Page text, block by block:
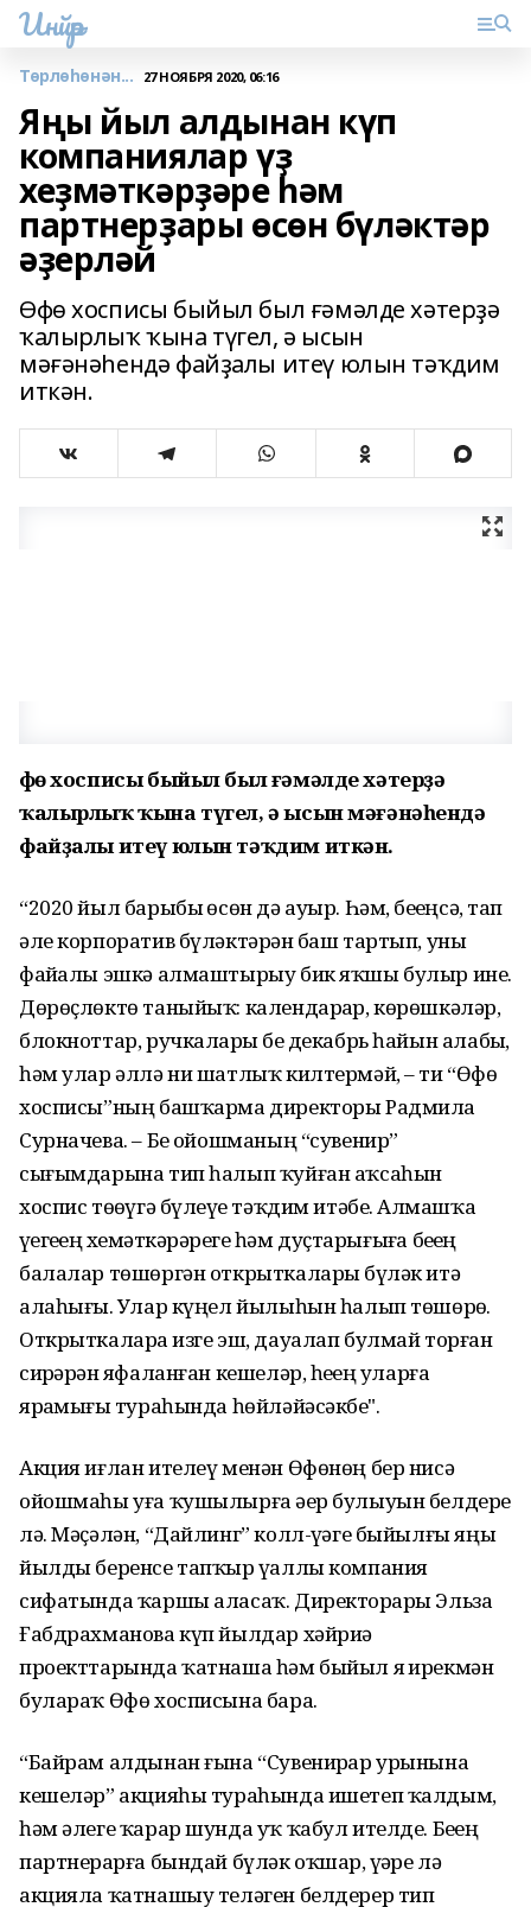
Инйәр
Төрлөһөнән... 27 НОЯБРЯ 2020, 06:16
Яңы йыл алдынан күп
компаниялар үҙ
хеҙмәткәрҙәре һәм
партнерҙары өсөн бүләктәр
әҙерләй
Өфө хосписы быйыл был ғәмәлде хәтерҙә
ҡалырлыҡ ҡына түгел, ә ысын
мәғәнәһендә файҙалы итеү юлын тәҡдим
иткән.
Өфө хосписы быйыл был ғәмәлде хәтерҙә
ҡалырлыҡ ҡына түгел, ә ысын мәғәнәһендә
файҙалы итеү юлын тәҡдим иткән.
“2020 йыл барыбыҙ өсөн дә ауыр. Һәм, беҙҙеңсә, тап
әле корпоратив бүләктәрҙән баш тартып, уны
файҙалы эшкә алмаштырыу бик яҡшы булыр ине.
Дөрөҫлөктө таныйыҡ: календарҙар, көрөшкәләр,
блокноттар, ручкаларҙы беҙ декабрь һайын алабыҙ,
һәм улар әллә ни шатлыҡ килтермәй, – ти “Өфө
хосписы”ның башҡарма директоры Радмила
Сурначева. – Беҙ ойошманың “сувенир”
сығымдарына тип һалып ҡуйған аҡсаһын
хоспис төҙөүгә бүлеүҙе тәҡдим итәбеҙ. Алмашҡа
үҙегеҙҙең хеҙмәткәрҙәрегеҙ һәм дуҫтарығыҙға беҙҙең
балалар төшөргән открыткаларҙы бүләк итә
алаһығыҙ. Улар күңел йылыһын һалып төшөрҙө.
Открыткаларҙа изге эш, дауалап булмай торған
сирҙәрҙән яфаланған кешеләр, һеҙҙең уларға
ярҙамығыҙ тураһында һөйләйәсәкбеҙ".
Акция иғлан ителеү менән Өфөнөң бер нисә
ойошмаһы уға ҡушылырға әҙер булыуын белдерҙе
лә. Мәҫәлән, “Дайлинг” колл-үҙәге быйылғы яңы
йылды беренсе тапҡыр үҙаллы компания
сифатында ҡаршы аласаҡ. Директорҙары Эльза
Ғабдрахманова күп йылдар хәйриә
проекттарында ҡатнаша һәм быйыл яҙ ирекмән
булараҡ Өфө хосписына бара.
“Байрам алдынан ғына “Сувенирҙар урынына
кешеләр” акцияһы тураһында ишетеп ҡалдым,
һәм әлеге ҡарар шунда уҡ ҡабул ителде. Беҙҙең
партнерҙарға бындай бүләк оҡшар, үҙҙәре лә
акцияла ҡатнашыу теләген белдерер тип